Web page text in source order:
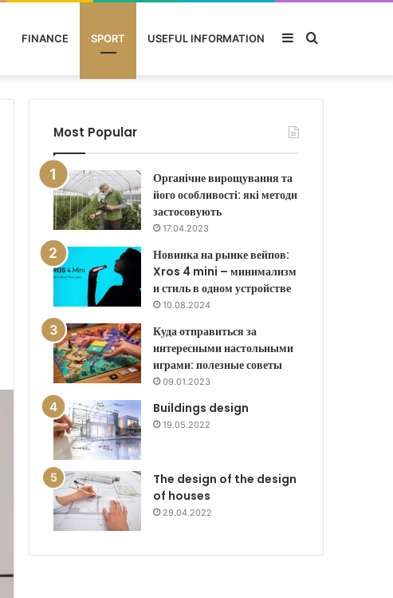
FINANCE SPORT USEFUL INFORMATION Search
Sidebar
Most Popular
Органічне вирощування та
його особливості: які методи
застосовують
17.04.2023
Новинка на рынке вейпов:
Xros 4 mini – минимализм
и стиль в одном устройстве
10.08.2024
Куда отправиться за
интересными настольными
играми: полезные советы
09.01.2023
Buildings design
19.05.2022
The design of the design
of houses
29.04.2022